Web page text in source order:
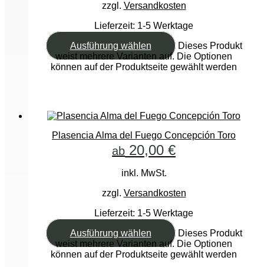
zzgl. Versandkosten
Lieferzeit: 1-5 Werktage
Ausführung wählen
Dieses Produkt
weist mehrere Varianten auf. Die Optionen
können auf der Produktseite gewählt werden
Plasencia Alma del Fuego Concepción Toro
ab 20,00 €
inkl. MwSt.
zzgl. Versandkosten
Lieferzeit: 1-5 Werktage
Ausführung wählen
Dieses Produkt
weist mehrere Varianten auf. Die Optionen
können auf der Produktseite gewählt werden